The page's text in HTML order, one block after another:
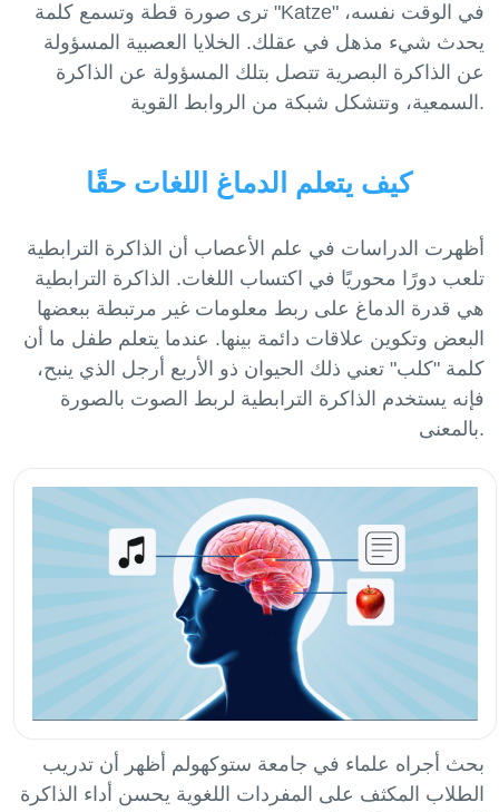
ترى صورة قطة وتسمع كلمة "Katze" في الوقت نفسه،
يحدث شيء مذهل في عقلك. الخلايا العصبية المسؤولة
عن الذاكرة البصرية تتصل بتلك المسؤولة عن الذاكرة
كيف يتعلم الدماغ اللغات حقًا
أظهرت الدراسات في علم الأعصاب أن الذاكرة الترابطية
تلعب دورًا محوريًا في اكتساب اللغات. الذاكرة الترابطية
هي قدرة الدماغ على ربط معلومات غير مرتبطة ببعضها
البعض وتكوين علاقات دائمة بينها. عندما يتعلم طفل ما أن
كلمة "كلب" تعني ذلك الحيوان ذو الأربع أرجل الذي ينبح،
فإنه يستخدم الذاكرة الترابطية لربط الصوت بالصورة
بحث أجراه علماء في جامعة ستوكهولم أظهر أن تدريب
الطلاب المكثف على المفردات اللغوية يحسن أداء الذاكرة